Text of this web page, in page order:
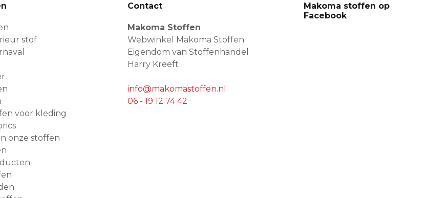
stof
voor kleding
onze stoffen
Contact
Makoma Stoffen
Webwinkel Makoma Stoffen
Eigendom van Stoffenhandel
Harry Kreeft
info@makomastoffen.nl
06 - 19 12 74 42
Makoma stoffen op
Facebook